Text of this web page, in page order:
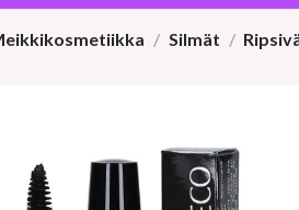
/ Silmät /